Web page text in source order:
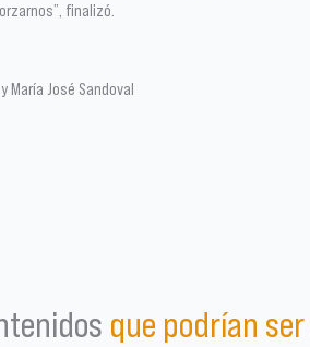
finalizó.
María José Sandoval
que podrían